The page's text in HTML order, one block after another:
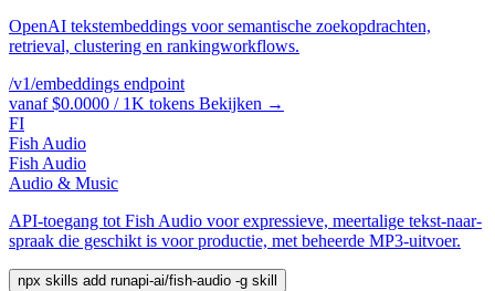
OpenAI tekstembeddings voor semantische zoekopdrachten,
retrieval, clustering en rankingworkflows.
/v1/embeddings endpoint
vanaf $0.0000 / 1K tokens Bekijken →
FI
Fish Audio
Fish Audio
Audio & Music
API-toegang tot Fish Audio voor expressieve, meertalige tekst-naar-
spraak die geschikt is voor productie, met beheerde MP3-uitvoer.
npx skills add runapi-ai/fish-audio -g skill